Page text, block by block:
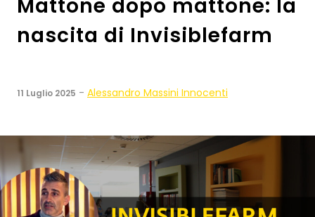
Mattone dopo mattone: la
nascita di Invisiblefarm
11 Luglio 2025 - Alessandro Massini Innocenti